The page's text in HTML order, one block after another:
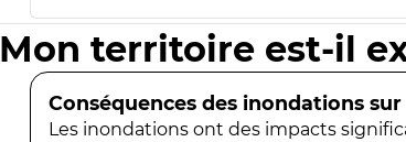
Mon territoire est-il
Conséquences des inondations
Les inondations ont des impacts